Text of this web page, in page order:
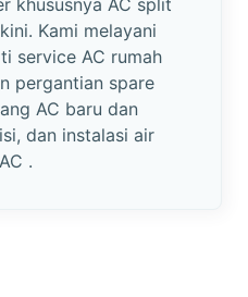
Kami melayani
service AC rumah
pergantian spare
AC baru dan
dan instalasi air
.